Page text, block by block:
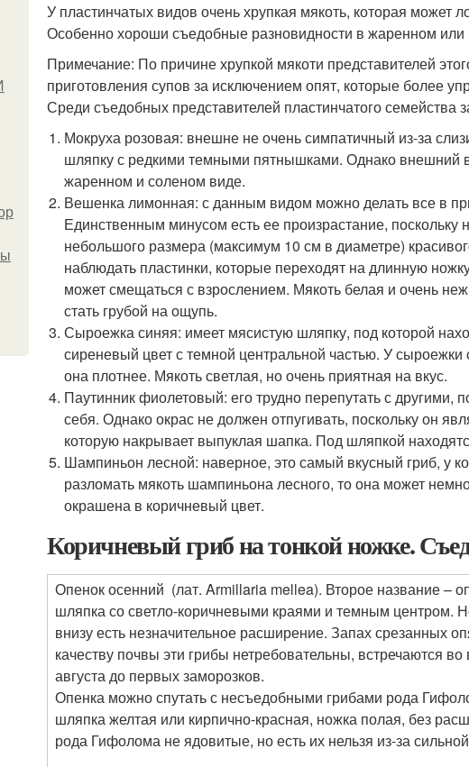
У пластинчатых видов очень хрупкая мякоть, которая может
Особенно хороши съедобные разновидности в жаренном
Примечание: По причине хрупкой мякоти представителей
приготовления супов за исключением опят, которые более
Среди съедобных представителей пластинчатого семейства
Мокруха розовая: внешне не очень симпатичный из-за
шляпку с редкими темными пятнышками. Однако внешний
жаренном и соленом виде.
Вешенка лимонная: с данным видом можно делать все в
Единственным минусом есть ее произрастание,
небольшого размера (максимум 10 см в диаметре)
наблюдать пластинки, которые переходят на длинную
может смещаться с взрослением. Мякоть белая и очень
стать грубой на ощупь.
Сыроежка синяя: имеет мясистую шляпку, под которой
сиреневый цвет с темной центральной частью. У сыроежки
она плотнее. Мякоть светлая, но очень приятная на вкус.
Паутинник фиолетовый: его трудно перепутать с
себя. Однако окрас не должен отпугивать, поскольку он
которую накрывает выпуклая шапка. Под шляпкой
Шампиньон лесной: наверное, это самый вкусный гриб, у
разломать мякоть шампиньона лесного, то она может
окрашена в коричневый цвет.
Коричневый гриб на тонкой ножке.
Опенок осенний (лат. Armillaria mellea). Второе название –
шляпка со светло-коричневыми краями и темным центром.
внизу есть незначительное расширение. Запах срезанных
качеству почвы эти грибы нетребовательны, встречаются
августа до первых заморозков.
Опенка можно спутать с несъедобными грибами рода
шляпка желтая или кирпично-красная, ножка полая, без
рода Гифолома не ядовитые, но есть их нельзя из-за